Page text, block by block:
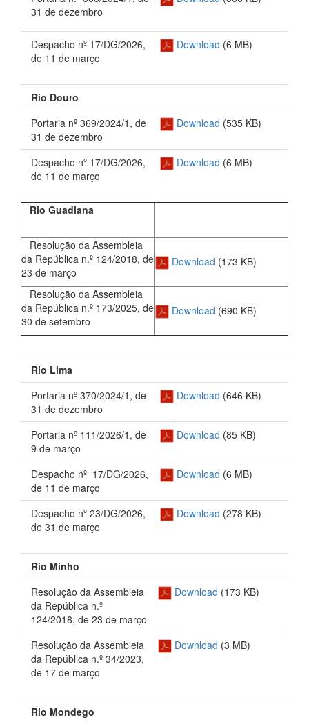
31 de dezembro
Despacho nº 17/DG/2026,
de 11 de março
Download (6 MB)
Rio Douro
Portaria nº 369/2024/1, de
31 de dezembro
Download (535 KB)
Despacho nº 17/DG/2026,
de 11 de março
Download (6 MB)
Rio Guadiana
Resolução da Assembleia
da República n.º 124/2018, de
23 de março
Download (173 KB)
Resolução da Assembleia
da República n.º 173/2025, de
30 de setembro
Download (690 KB)
Rio Lima
Portaria nº 370/2024/1, de
31 de dezembro
Download (646 KB)
Portaria nº 111/2026/1, de
9 de março
Download (85 KB)
Despacho nº 17/DG/2026,
de 11 de março
Download (6 MB)
Despacho nº 23/DG/2026,
de 31 de março
Download (278 KB)
Rio Minho
Resolução da Assembleia
da República n.º
124/2018, de 23 de março
Download (173 KB)
Resolução da Assembleia
da República n.º 34/2023,
de 17 de março
Download (3 MB)
Rio Mondego